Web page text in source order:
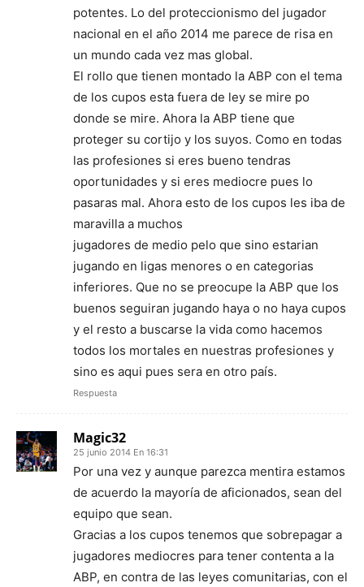
potentes. Lo del proteccionismo del jugador
nacional en el año 2014 me parece de risa en
un mundo cada vez mas global.
El rollo que tienen montado la ABP con el tema
de los cupos esta fuera de ley se mire po
donde se mire. Ahora la ABP tiene que
proteger su cortijo y los suyos. Como en todas
las profesiones si eres bueno tendras
oportunidades y si eres mediocre pues lo
pasaras mal. Ahora esto de los cupos les iba de
maravilla a muchos
jugadores de medio pelo que sino estarian
jugando en ligas menores o en categorias
inferiores. Que no se preocupe la ABP que los
buenos seguiran jugando haya o no haya cupos
y el resto a buscarse la vida como hacemos
todos los mortales en nuestras profesiones y
sino es aqui pues sera en otro país.
Respuesta
Magic32
25 junio 2014 En 16:31
Por una vez y aunque parezca mentira estamos
de acuerdo la mayoría de aficionados, sean del
equipo que sean.
Gracias a los cupos tenemos que sobrepagar a
jugadores mediocres para tener contenta a la
ABP, en contra de las leyes comunitarias, con el